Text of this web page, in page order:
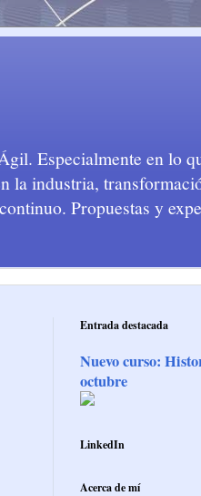
Especialmente en lo
la industria,
Propuestas y
Entrada destacada
Nuevo curso:
octubre
LinkedIn
Acerca de mí